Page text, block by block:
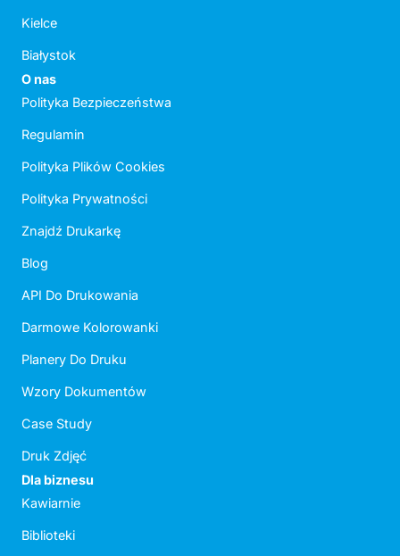
Kielce
Białystok
O nas
Polityka Bezpieczeństwa
Regulamin
Polityka Plików Cookies
Polityka Prywatności
Znajdź Drukarkę
Blog
API Do Drukowania
Darmowe Kolorowanki
Planery Do Druku
Wzory Dokumentów
Case Study
Druk Zdjęć
Dla biznesu
Kawiarnie
Biblioteki